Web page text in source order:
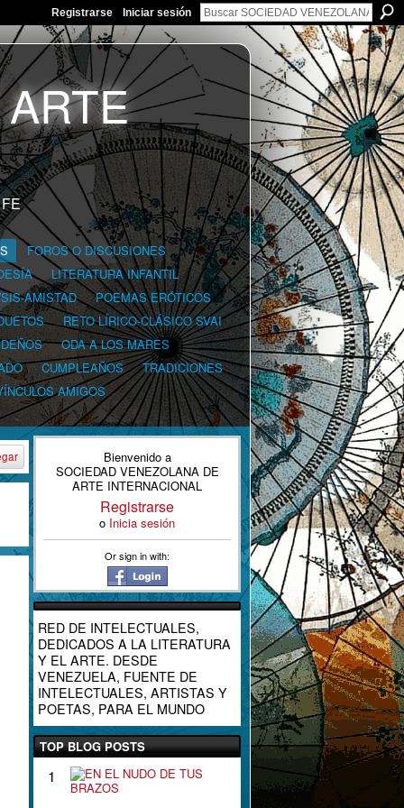
Registrarse Iniciar sesión
FOROS O DISCUSIONES
LITERATURA INFANTIL
AMISTAD
POEMAS ERÓTICOS
RETO LÍRICO-CLÁSICO SVAI
ODA A LOS MARES
CUMPLEAÑOS
TRADICIONES
AMIGOS
Bienvenido a
SOCIEDAD VENEZOLANA DE
ARTE INTERNACIONAL
Registrarse
o Inicia sesión
Or sign in with:
RED DE INTELECTUALES,
DEDICADOS A LA LITERATURA
Y EL ARTE. DESDE
VENEZUELA, FUENTE DE
INTELECTUALES, ARTISTAS Y
POETAS, PARA EL MUNDO
TOP BLOG POSTS
1